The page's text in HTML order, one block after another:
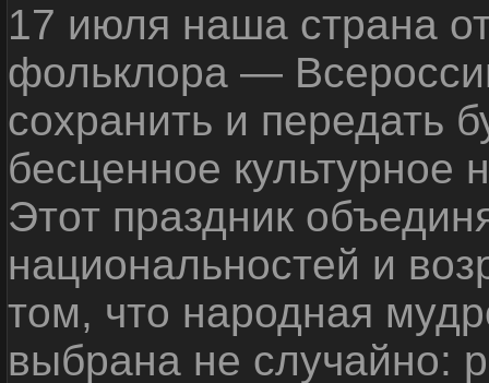
17 июля наша страна
фольклора —
сохранить и передать
бесценное культурное
Этот праздник
национальностей и
том, что народная
выбрана не случайно: